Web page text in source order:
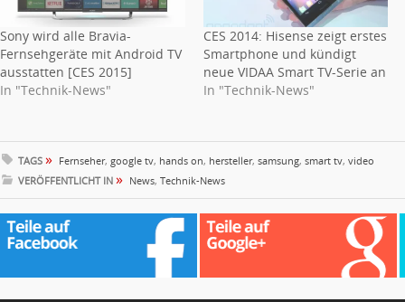
Sony wird alle Bravia-
Fernsehgeräte mit Android TV
ausstatten [CES 2015]
In "Technik-News"
CES 2014: Hisense zeigt erstes
Smartphone und kündigt
neue VIDAA Smart TV-Serie an
In "Technik-News"
TAGS » Fernseher, google tv, hands on, hersteller, samsung, smart tv, video
VERÖFFENTLICHT IN » News, Technik-News